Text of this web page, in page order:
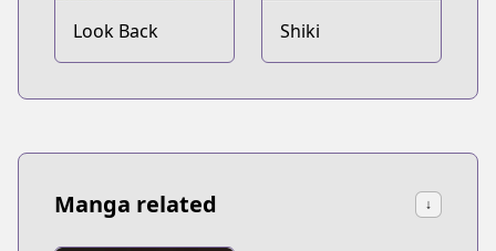
Look Back Shiki
Manga related ↓